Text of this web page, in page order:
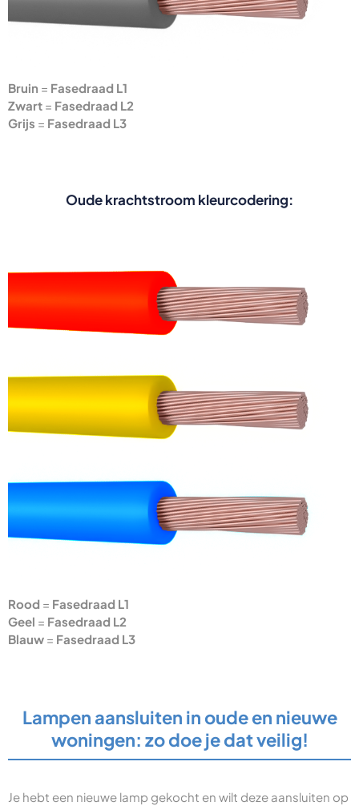
Bruin = Fasedraad L1
Zwart = Fasedraad L2
Grijs = Fasedraad L3
Oude krachtstroom kleurcodering:
Rood = Fasedraad L1
Geel = Fasedraad L2
Blauw = Fasedraad L3
Lampen aansluiten in oude en nieuwe
woningen: zo doe je dat veilig!
Je hebt een nieuwe lamp gekocht en wilt deze aansluiten op